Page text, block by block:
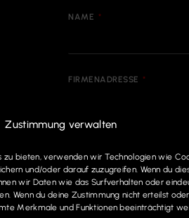
Zustimmung verwalten
zu bieten, verwenden wir Technologien wie
und/oder darauf zuzugreifen. Wenn du
wir Daten wie das Surfverhalten oder
Wenn du deine Zustimmung nicht erteilst oder
Merkmale und Funktionen beeinträchtigt
NAME
FIRMENADRESSE
TELEFON